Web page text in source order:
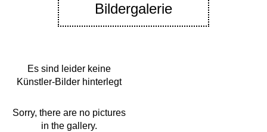
Bildergalerie
Es sind leider keine
Künstler-Bilder hinterlegt
Sorry, there are no pictures
in the gallery.